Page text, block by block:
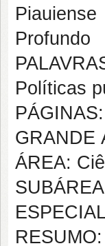
Profundo
Políticas
GRANDE
ÁREA:
RESUMO: